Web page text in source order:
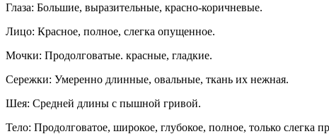
Глаза: Большие, выразительные, красно-коричневые.
Лицо: Красное, полное, слегка опущенное.
Мочки: Продолговатые. красные, гладкие.
Сережки: Умеренно длинные, овальные, ткань их нежная.
Шея: Средней длины с пышной гривой.
Тело: Продолговатое, широкое, глубокое, полное, только слегка